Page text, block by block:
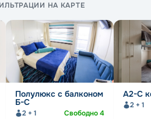
НА КАРТЕ
Полулюкс с балконом
Б-С
2 + 1 Свободно4
А2-С
2 + 1